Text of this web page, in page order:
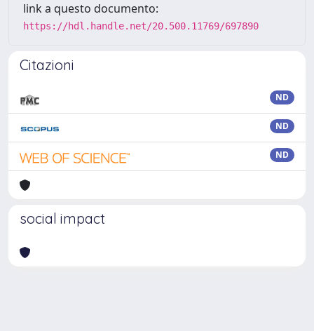
link a questo documento:
https://hdl.handle.net/20.500.11769/697890
Citazioni
ND
ND
ND
social impact